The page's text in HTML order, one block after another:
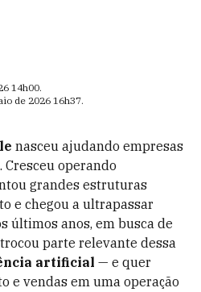
14h00.
de 2026 16h37.
nasceu ajudando empresas
. Cresceu operando
grandes estruturas
e chegou a ultrapassar
últimos anos, em busca de
parte relevante dessa
artificial — e quer
e vendas em uma operação